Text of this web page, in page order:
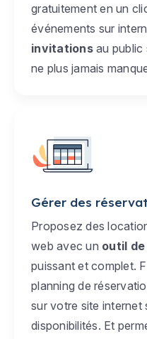
gratuitement en un
événements sur
invitationsau public
ne plus jamais
Gérer des
Proposez des
web avec un outil
puissant et complet.
planning de
sur votre site
disponibilités. Et